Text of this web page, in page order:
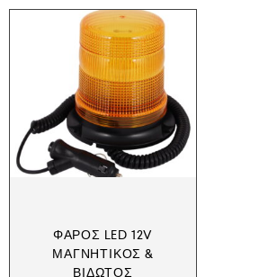
ΦΆΡΟΣ LED 12V
ΜΑΓΝΗΤΙΚΌΣ &
ΒΙΔΩΤΌΣ